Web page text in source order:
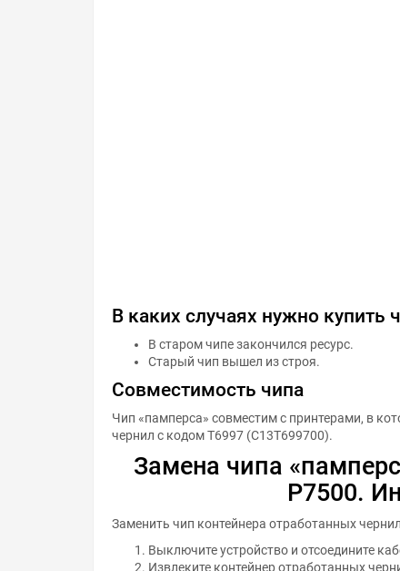
В каких случаях нужно купить
В старом чипе закончился ресурс.
Старый чип вышел из строя.
Совместимость чипа
Чип «памперса» совместим с принтерами, в
чернил с кодом T6997 (C13T699700).
Замена чипа
P7500.
Заменить чип контейнера отработанных
Выключите устройство и отсоедините
Извлеките контейнер отработанных